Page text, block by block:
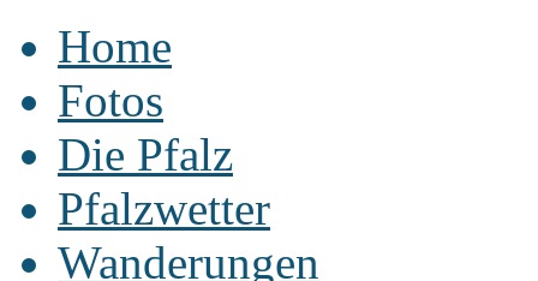
Home
Fotos
Die Pfalz
Pfalzwetter
Wanderungen